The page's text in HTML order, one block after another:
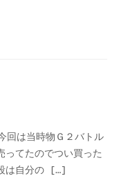
は当時物Ｇ２バトル
ってたのでつい買った
は自分の […]